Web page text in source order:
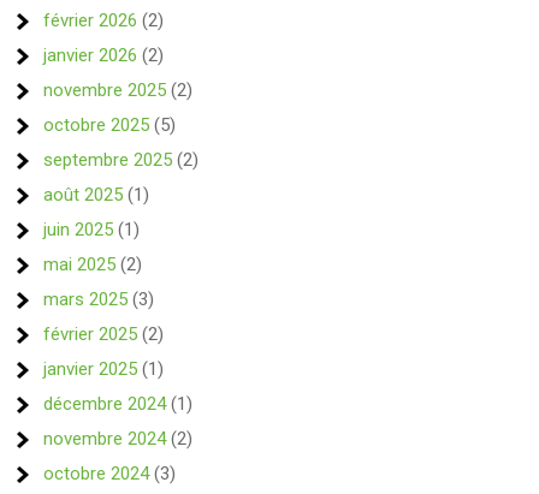
février 2026 (2)
janvier 2026 (2)
novembre 2025 (2)
octobre 2025 (5)
septembre 2025 (2)
août 2025 (1)
juin 2025 (1)
mai 2025 (2)
mars 2025 (3)
février 2025 (2)
janvier 2025 (1)
décembre 2024(1)
novembre 2024(2)
octobre 2024(3)